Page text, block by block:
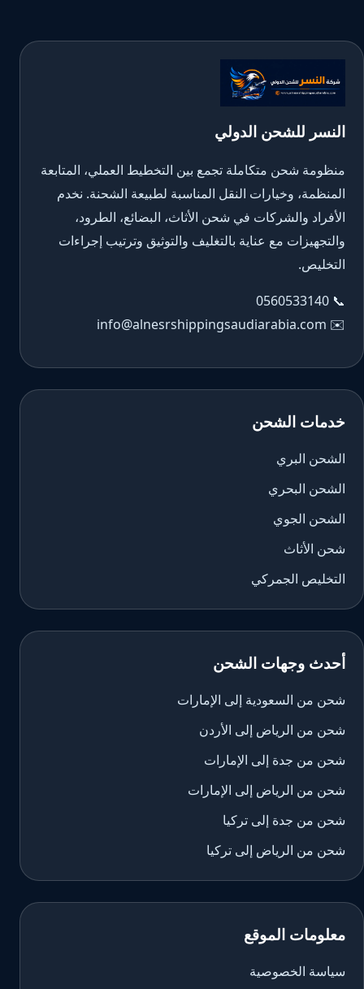
النسر للشحن الدولي
منظومة شحن متكاملة تجمع بين التخطيط العملي، المتابعة
المنظمة، وخيارات النقل المناسبة لطبيعة الشحنة. نخدم
الأفراد والشركات في شحن الأثاث، البضائع، الطرود،
والتجهيزات مع عناية بالتغليف والتوثيق وترتيب إجراءات
التخليص.
📞
0560533140
✉️
info@alnesrshippingsaudiarabia.com
خدمات الشحن
الشحن البري
الشحن البحري
الشحن الجوي
شحن الأثاث
التخليص الجمركي
أحدث وجهات الشحن
شحن من السعودية إلى الإمارات
شحن من الرياض إلى الأردن
شحن من جدة إلى الإمارات
شحن من الرياض إلى الإمارات
شحن من جدة إلى تركيا
شحن من الرياض إلى تركيا
معلومات الموقع
سياسة الخصوصية